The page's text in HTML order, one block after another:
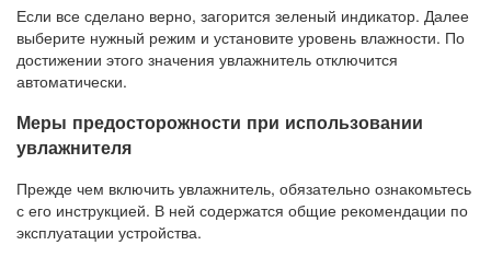
Если все сделано верно, загорится зеленый индикатор. Далее
выберите нужный режим и установите уровень влажности. По
достижении этого значения увлажнитель отключится
автоматически.
Меры предосторожности при использовании
увлажнителя
Прежде чем включить увлажнитель, обязательно ознакомьтесь
с его инструкцией. В ней содержатся общие рекомендации по
эксплуатации устройства.